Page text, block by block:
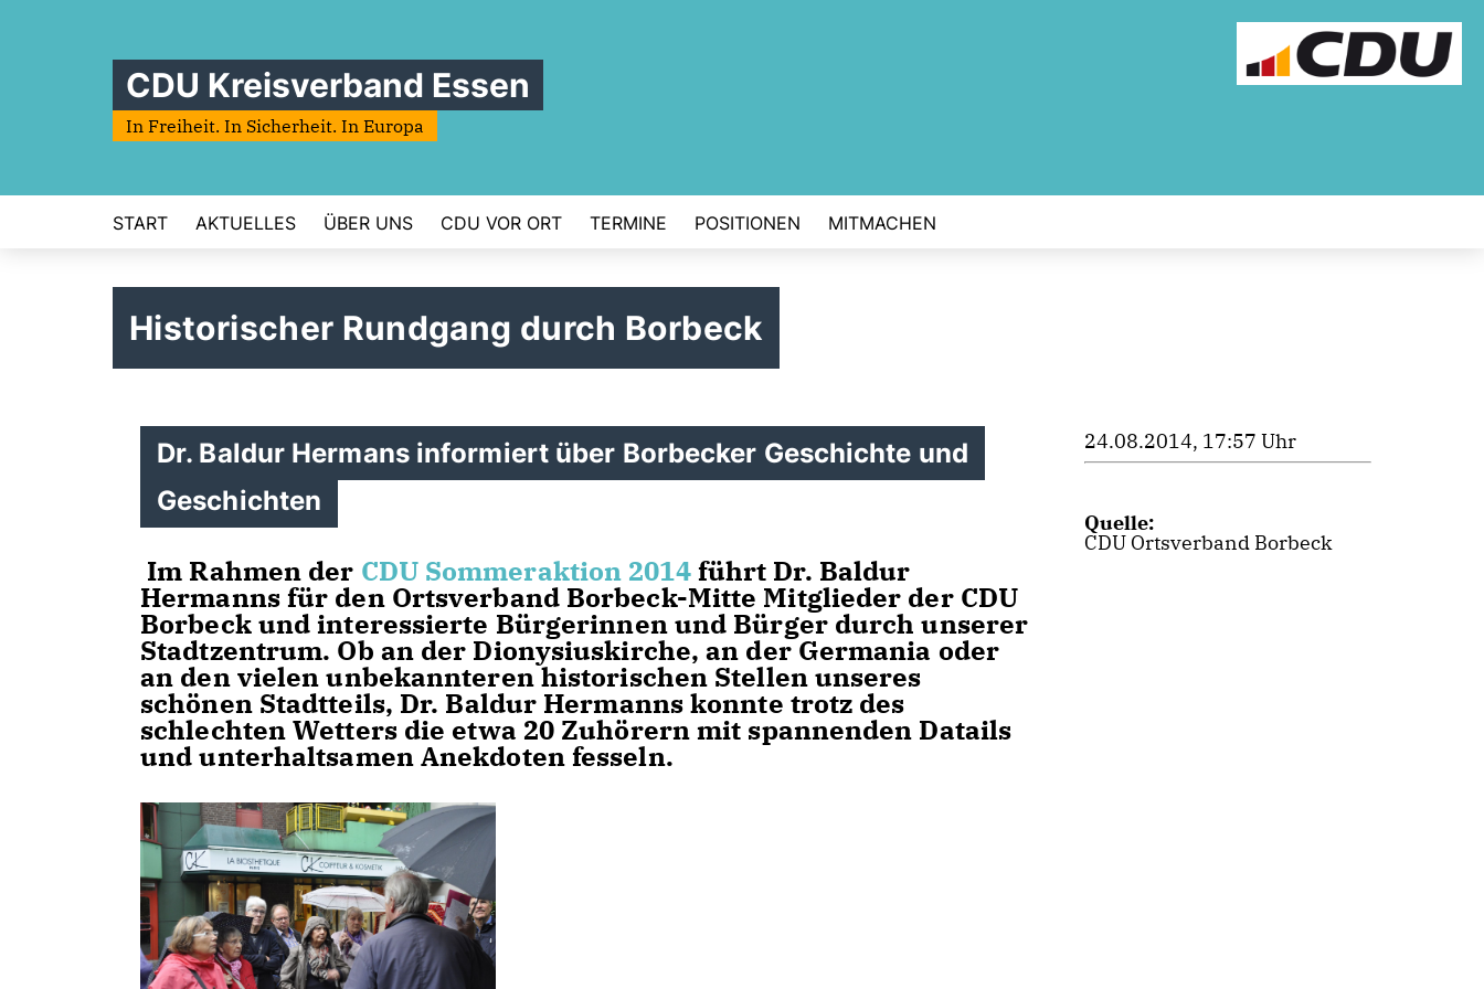
CDU Kreisverband Essen
In Freiheit. In Sicherheit. In Europa
START AKTUELLES ÜBER UNS CDU VOR ORT TERMINE POSITIONEN MITMACHEN
Historischer Rundgang durch Borbeck
Dr. Baldur Hermans informiert über Borbecker Geschichte und
Geschichten
Im Rahmen der CDU Sommeraktion 2014führt Dr. Baldur
Hermanns für den Ortsverband Borbeck-Mitte Mitglieder der CDU
Borbeck und interessierte Bürgerinnen und Bürger durch unserer
Stadtzentrum. Ob an der Dionysiuskirche, an der Germania oder
an den vielen unbekannteren historischen Stellen unseres
schönen Stadtteils, Dr. Baldur Hermanns konnte trotz des
schlechten Wetters die etwa 20 Zuhörern mit spannenden Datails
und unterhaltsamen Anekdoten fesseln.
24.08.2014, 17:57 Uhr
Quelle:
CDU Ortsverband Borbeck